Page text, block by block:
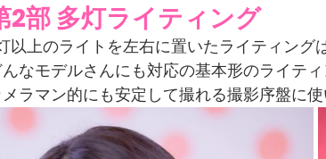
2部 多灯ライティング
以上のライトを左右に置いたライティング
んなモデルさんにも対応の基本形のライティ
メラマン的にも安定して撮れる撮影序盤に